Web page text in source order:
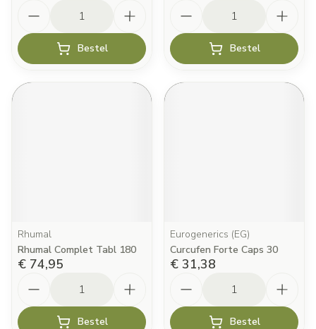
Bestel Bestel
Rhumal
Rhumal Complet Tabl 180
€ 74,95
Bestel
Eurogenerics (EG)
Curcufen Forte Caps 30
€ 31,38
Bestel